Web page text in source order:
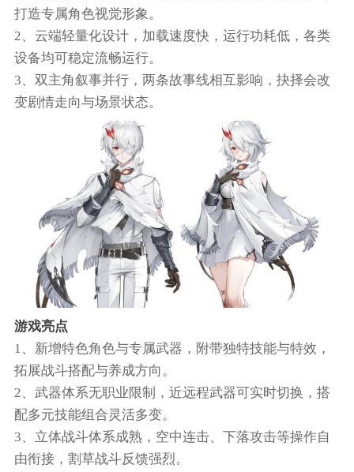
打造专属角色视觉形象。
2、云端轻量化设计，加载速度快，运行功耗低，各类
设备均可稳定流畅运行。
3、双主角叙事并行，两条故事线相互影响，抉择会改
变剧情走向与场景状态。
游戏亮点
1、新增特色角色与专属武器，附带独特技能与特效，
拓展战斗搭配与养成方向。
2、武器体系无职业限制，近远程武器可实时切换，搭
配多元技能组合灵活多变。
3、立体战斗体系成熟，空中连击、下落攻击等操作自
由衔接，割草战斗反馈强烈。